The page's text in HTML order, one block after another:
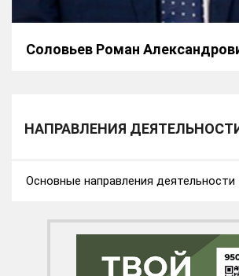
Соловьев Роман
НАПРАВЛЕНИЯ
Основные направления деятельности